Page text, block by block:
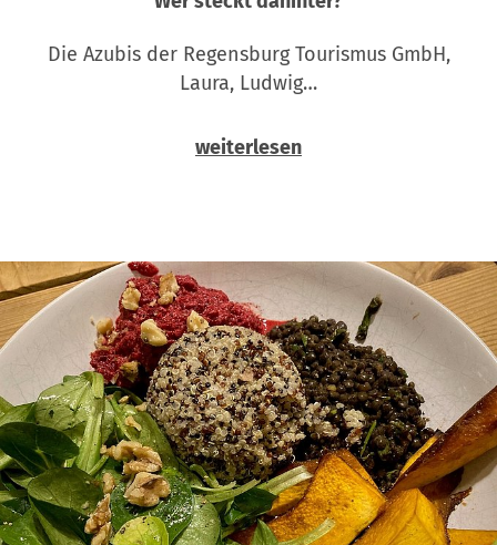
Die Azubis der Regensburg Tourismus GmbH,
Laura, Ludwig…
weiterlesen